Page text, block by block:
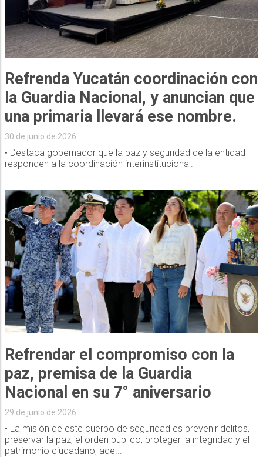
Refrenda Yucatán coordinación con
la Guardia Nacional, y anuncian que
una primaria llevará ese nombre.
30 de junio de 2026
• Destaca gobernador que la paz y seguridad de la entidad
responden a la coordinación interinstitucional.
Refrendar el compromiso con la
paz, premisa de la Guardia
Nacional en su 7° aniversario
29 de junio de 2026
• La misión de este cuerpo de seguridad es prevenir delitos,
preservar la paz, el orden público, proteger la integridad y el
patrimonio ciudadano, ade...